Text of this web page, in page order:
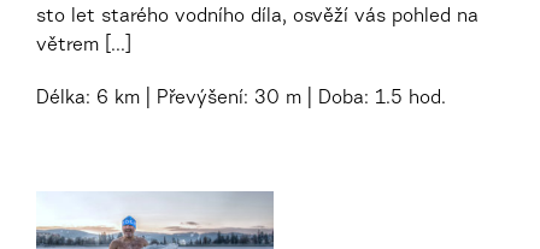
sto let starého vodního díla, osvěží vás pohled na
větrem [...]
Délka: 6 km Převýšení: 30 m Doba: 1.5 hod.